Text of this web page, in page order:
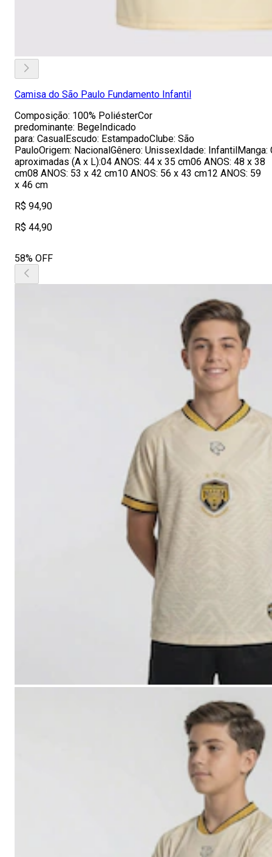
Camisa do São Paulo Fundamento Infantil
Composição: 100% PoliésterCor
predominante: BegeIndicado
para: CasualEscudo: EstampadoClube: São
PauloOrigem: NacionalGênero: UnissexIdade: InfantilManga:
aproximadas (A x L):04 ANOS: 44 x 35 cm06 ANOS: 48 x 38
cm08 ANOS: 53 x 42 cm10 ANOS: 56 x 43 cm12 ANOS: 59
x 46 cm
R$ 94,90
R$ 44,90
58% OFF